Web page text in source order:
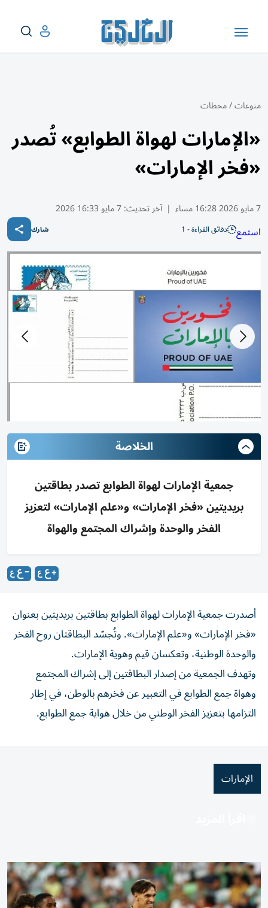
منوعات/محطات
«الإمارات لهواة الطوابع» تُصدر
«فخر الإمارات»
7 مايو 2026 16:28 مساء | آخر تحديث:7 مايو 16:33 2026
استمع دقائق القراءة - 1 شارك
الخلاصة
جمعية الإمارات لهواة الطوابع تصدر بطاقتين
بريديتين «فخر الإمارات» و«علم الإمارات» لتعزيز
الفخر والوحدة وإشراك المجتمع والهواة
أصدرت جمعية الإمارات لهواة الطوابع بطاقتين بريديتين بعنوان
«فخر الإمارات» و«علم الإمارات». وتُجسّد البطاقتان روح الفخر
والوحدة الوطنية، وتعكسان قيم وهوية الإمارات.
وتهدف الجمعية من إصدار البطاقتين إلى إشراك المجتمع
وهواة جمع الطوابع في التعبير عن فخرهم بالوطن، في إطار
التزامها بتعزيز الفخر الوطني من خلال هواية جمع الطوابع.
الإمارات